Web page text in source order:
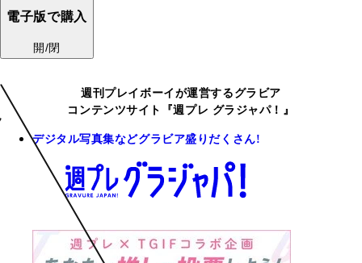
電子版で購入
開/閉
週刊プレイボーイが運営するグラビア
コンテンツサイト『週プレ グラジャパ！』
デジタル写真集などグラビア盛りだくさん!